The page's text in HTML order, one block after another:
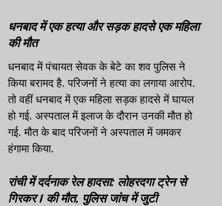
धनबाद में एक हत्या और सड़क हादसे एक महिला
की मौत
धनबाद में पंचायत सेवक के बेटे का शव पुलिस ने
किया बरामद है. परिजनों ने हत्या का लगाया आरोप.
तो वहीं धनबाद में एक महिला सड़क हादसे में घायल
हो गई. अस्पताल में इलाज के दौरान उनकी मौत हो
गई. मौत के बाद परिजनों ने अस्पताल में जमकर
हंगामा किया.
रांची में दर्दनाक रेल हादसा: लोहरदगा ट्रेन से
गिरकर 1 की मौत, पुलिस जांच में जुटी